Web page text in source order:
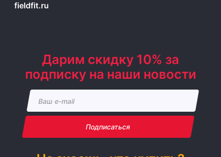
fieldfit.ru
Дарим скидку 10% за
подписку на наши новости
Подписаться